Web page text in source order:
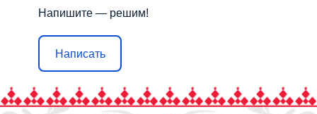
Напишите — решим!
Написать